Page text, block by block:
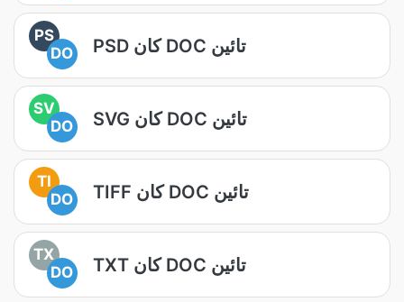
PS
DO
PSD کان DOC تائين
SV
DO
SVG کان DOC تائين
TI
DO
TIFF کان DOC تائين
TX
DO
TXT کان DOC تائين